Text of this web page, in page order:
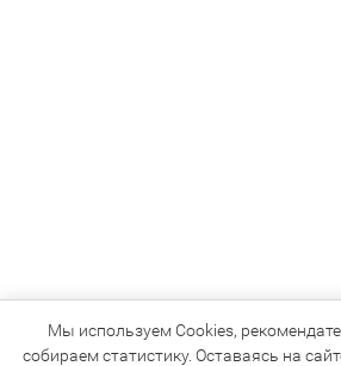
Мы используем Cookies,
собираем статистику. Оставаясь на